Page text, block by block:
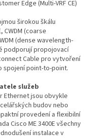
Edge (Multi-VRF CE)
širokou škálu
CWDM (coarse
(dense wavelength-
podporují propojovací
Cable pro vytvoření
spojení point-to-point.
služeb
Ethernet jsou obvykle
budov nebo
provedení a flexibilní
Cisco ME 3400E všechny
instalace v